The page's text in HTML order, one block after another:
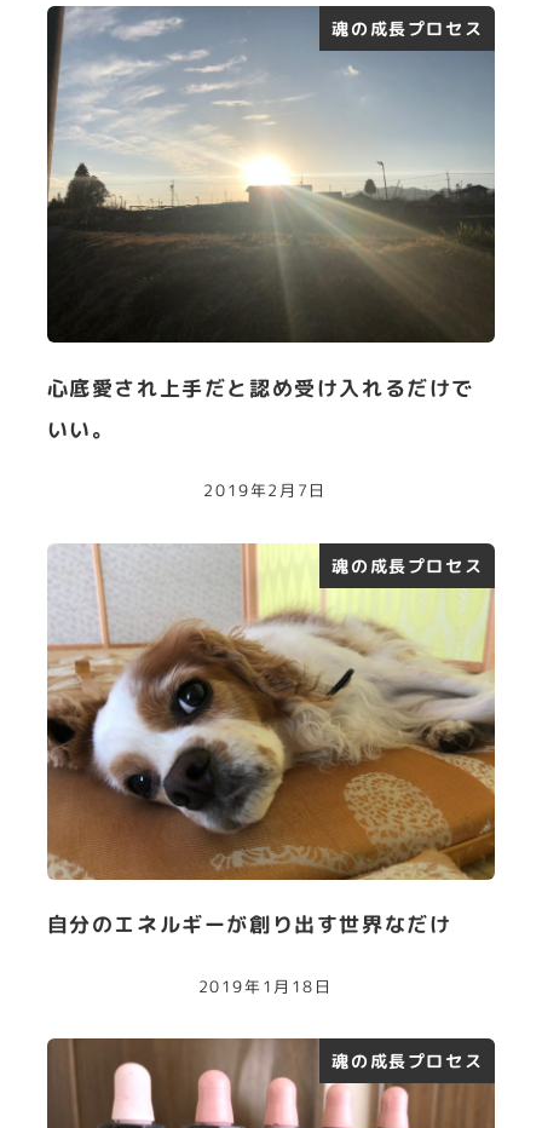
魂の成長プロセス
心底愛され上手だと認め受け入れるだけで
いい。
2019年2月7日
魂の成長プロセス
自分のエネルギーが創り出す世界なだけ
2019年1月18日
魂の成長プロセス